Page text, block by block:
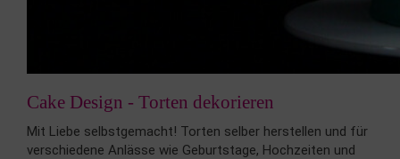
Cake Design - Torten dekorieren
Mit Liebe selbstgemacht! Torten selber herstellen und für
verschiedene Anlässe wie Geburtstage, Hochzeiten und